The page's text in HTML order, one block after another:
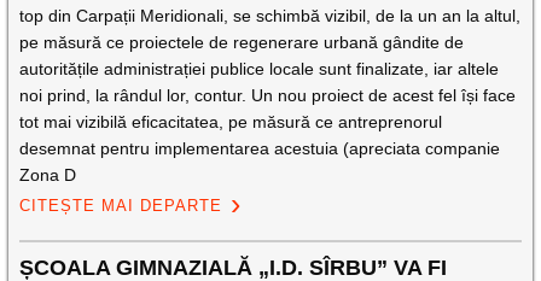
top din Carpații Meridionali, se schimbă vizibil, de la un an la altul,
pe măsură ce proiectele de regenerare urbană gândite de
autoritățile administrației publice locale sunt finalizate, iar altele
noi prind, la rândul lor, contur. Un nou proiect de acest fel își face
tot mai vizibilă eficacitatea, pe măsură ce antreprenorul
desemnat pentru implementarea acestuia (apreciata companie
Zona D
CITEȘTE MAI DEPARTE
ȘCOALA GIMNAZIALĂ „I.D. SÎRBU” VA FI